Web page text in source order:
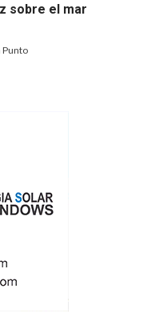
sobre el mar
Punto